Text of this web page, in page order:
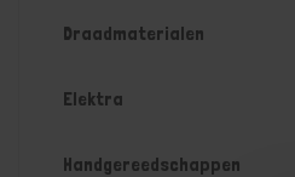
Draadmaterialen
Elektra
Handgereedschappen